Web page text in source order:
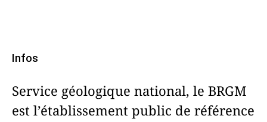
Infos
Service géologique national, le BRGM
est l’établissement public de référence